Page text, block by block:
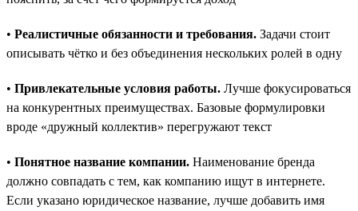
• Реалистичные обязанности и требования. Задачи стоит
описывать чётко и без объединения нескольких ролей в одну
• Привлекательные условия работы. Лучше фокусироваться
на конкурентных преимуществах. Базовые формулировки
вроде «дружный коллектив» перегружают текст
• Понятное название компании. Наименование бренда
должно совпадать с тем, как компанию ищут в интернете.
Если указано юридическое название, лучше добавить имя